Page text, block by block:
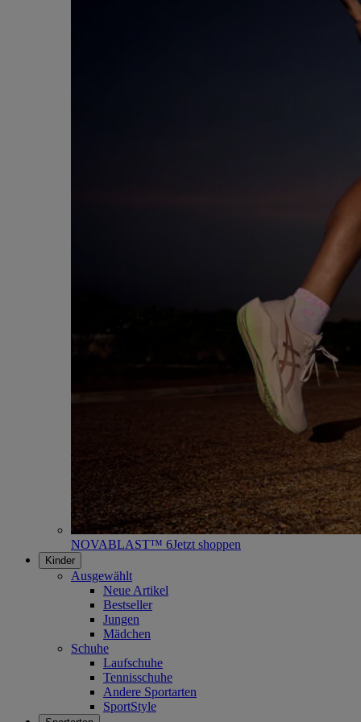
NOVABLAST™ 6Jetzt shoppen
Kinder
Ausgewählt
Neue Artikel
Bestseller
Jungen
Mädchen
Schuhe
Laufschuhe
Tennisschuhe
Andere Sportarten
SportStyle